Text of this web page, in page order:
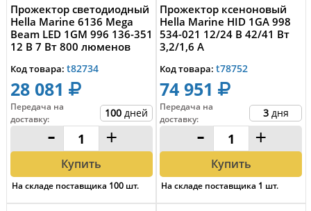
Прожектор светодиодный
Hella Marine 6136 Mega
Beam LED 1GM 996 136-351
12 В 7 Вт 800 люменов
Код товара: t82734
28 081
Передача на
доставку: 100 дней
- +
Купить
На складе поставщика 100 шт.
Прожектор ксеноновый
Hella Marine HID 1GA 998
534-021 12/24 В 42/41 Вт
3,2/1,6 А
Код товара: t78752
74 951
Передача на
доставку: 3 дня
- +
Купить
На складе поставщика 1 шт.